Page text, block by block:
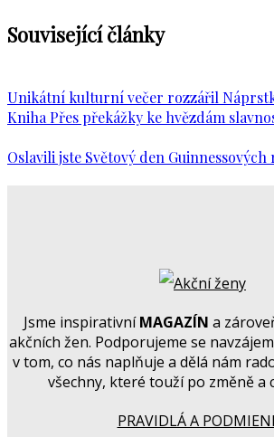
Související články
Unikátní kulturní večer rozzářil
Kniha Přes překážky ke hvězdám
Oslavili jste Světový den
Jsme inspirativníMAGAZÍN a
akčních žen. Podporujeme se
v tom, co nás naplňuje a dělá nám
všechny, které touží po změně a
PRAVIDLÁ A